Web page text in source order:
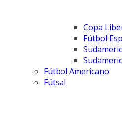
Copa
Fútbol
Fútbol Americano
Fútsal